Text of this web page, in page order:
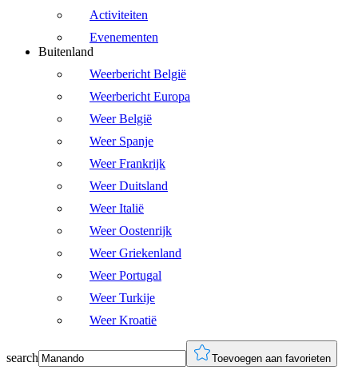
Activiteiten
Evenementen
Buitenland
Weerbericht België
Weerbericht Europa
Weer België
Weer Spanje
Weer Frankrijk
Weer Duitsland
Weer Italië
Weer Oostenrijk
Weer Griekenland
Weer Portugal
Weer Turkije
Weer Kroatië
search Toevoegen aan favorieten